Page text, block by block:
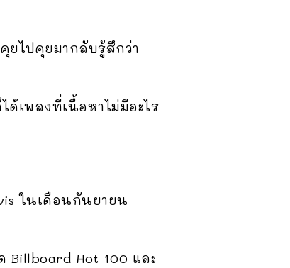
ยไปคุยมากลับรู้สึกว่า
เพลงที่เนื้อหาไม่มีอะไร
ในเดือนกันยายน
Hot 100 และ